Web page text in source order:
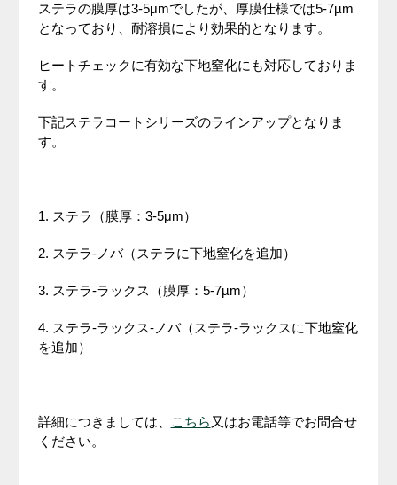
ステラの膜厚は3-5μmでしたが、厚膜仕様では5-7µm
となっており、耐溶損により効果的となります。
ヒートチェックに有効な下地窒化にも対応しておりま
す。
下記ステラコートシリーズのラインアップとなりま
す。
1. ステラ（膜厚：3-5μm）
2. ステラ-ノバ（ステラに下地窒化を追加）
3. ステラ-ラックス（膜厚：5-7µm）
4. ステラ-ラックス-ノバ（ステラ-ラックスに下地窒化
を追加）
詳細につきましては、 こちら 又はお電話等でお問合せ
ください。